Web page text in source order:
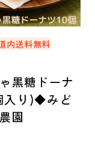
内送料無料
黒糖ドーナ
入り)◆みど
園